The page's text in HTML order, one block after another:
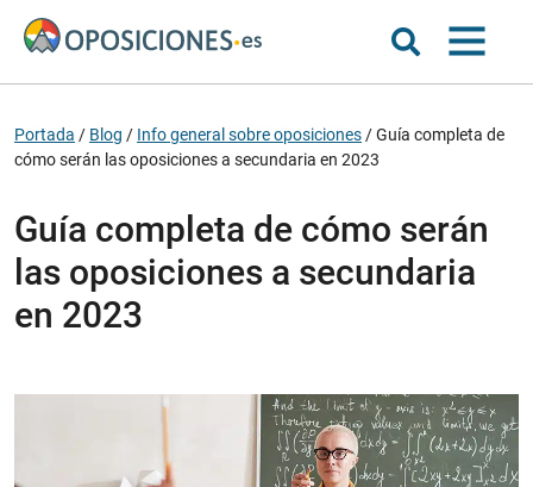
Portada / Blog / Info general sobre oposiciones /Guía completa de
cómo serán las oposiciones a secundaria en 2023
Guía completa de cómo serán
las oposiciones a secundaria
en 2023